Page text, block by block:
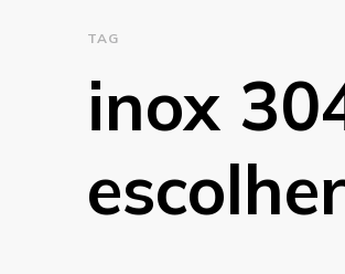
TAG
inox
escolher